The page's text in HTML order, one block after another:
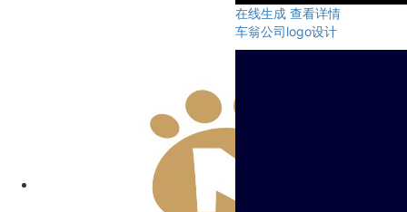
在线生成 查看详情
车翁公司logo设计